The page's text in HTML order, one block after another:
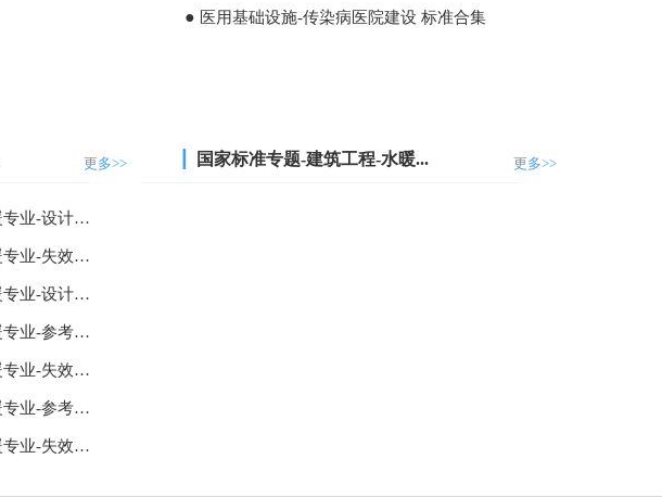
● 医用基础设施-传染病医院建设 标准合集
更多>>
安徽省地方标准（建筑工程-水暖专业-设计依据）
山东省地方标准（建筑工程-水暖专业-失效标准）
上海市地方标准（建筑工程-水暖专业-设计依据）
安徽省地方标准（建筑工程-水暖专业-参考标准）
江苏省地方标准（建筑工程-水暖专业-失效标准）
山东省地方标准（建筑工程-水暖专业-参考标准）
上海市地方标准（建筑工程-水暖专业-失效标准）
国家标准专题-建筑工程-水暖... 更多>>